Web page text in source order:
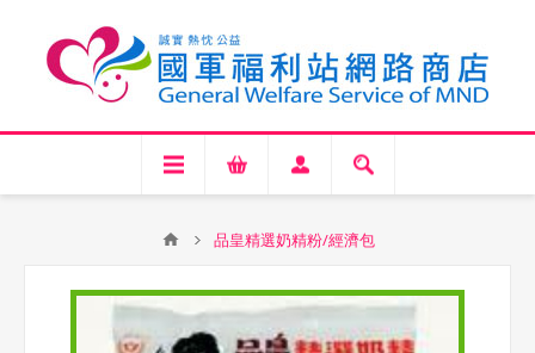
品皇精選奶精粉/經濟包